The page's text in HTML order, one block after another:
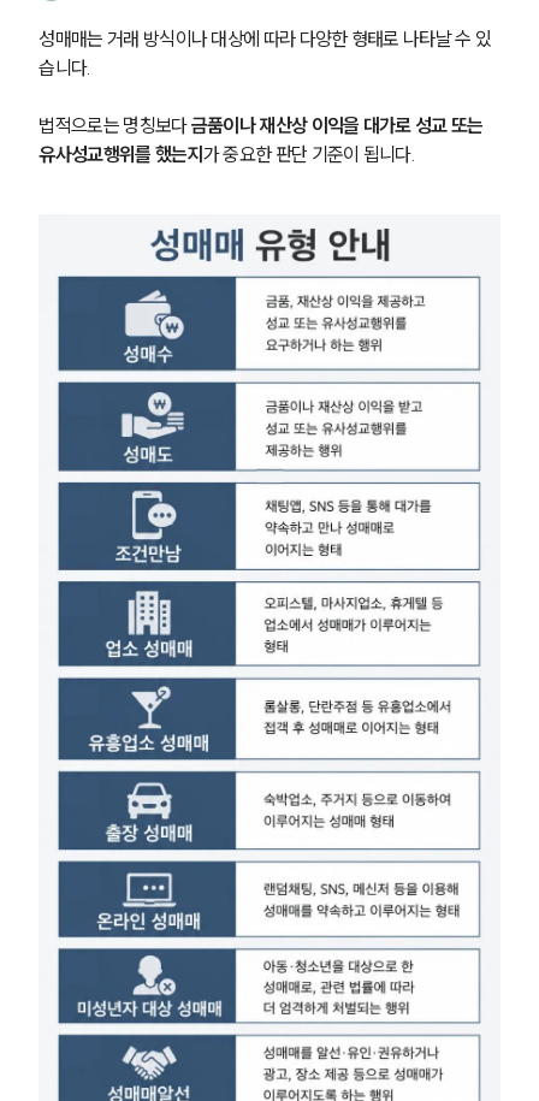
성매매는 거래 방식이나 대상에 따라 다양한 형태로 나타날 수 있
습니다.
법적으로는 명칭보다 금품이나 재산상 이익을 대가로 성교 또는
유사성교행위를 했는지가 중요한 판단 기준이 됩니다.